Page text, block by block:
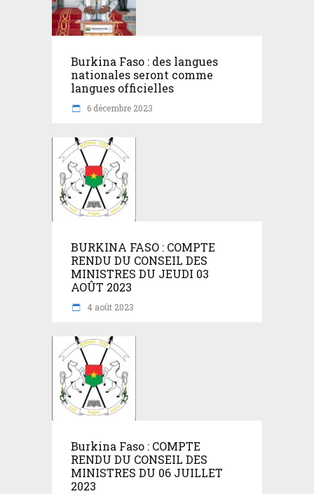
Burkina Faso : des langues
nationales seront comme
langues officielles
6 décembre 2023
BURKINA FASO : COMPTE
RENDU DU CONSEIL DES
MINISTRES DU JEUDI 03
AOÛT 2023
4 août 2023
Burkina Faso : COMPTE
RENDU DU CONSEIL DES
MINISTRES DU 06 JUILLET
2023